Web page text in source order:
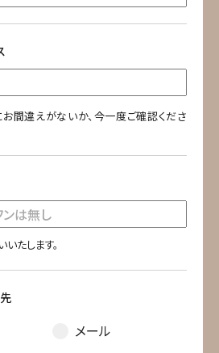
間違えがないか、今一度ご確認くださ
たします。
メール